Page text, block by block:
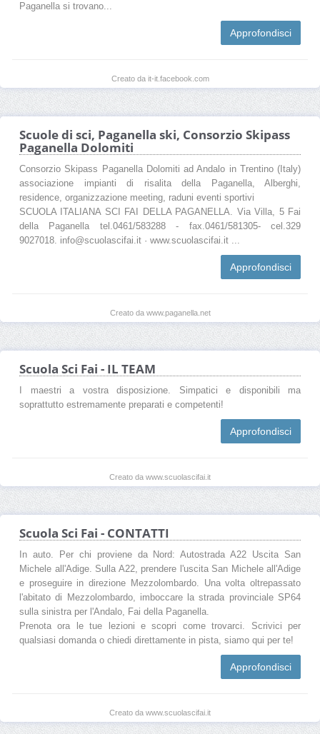
Paganella si trovano...
Approfondisci
Creato da it-it.facebook.com
Scuole di sci, Paganella ski, Consorzio Skipass
Paganella Dolomiti
Consorzio Skipass Paganella Dolomiti ad Andalo in Trentino (Italy)
associazione impianti di risalita della Paganella, Alberghi,
residence, organizzazione meeting, raduni eventi sportivi
SCUOLA ITALIANA SCI FAI DELLA PAGANELLA. Via Villa, 5 Fai
della Paganella tel.0461/583288 - fax.0461/581305- cel.329
9027018. info@scuolascifai.it · www.scuolascifai.it ...
Approfondisci
Creato da www.paganella.net
Scuola Sci Fai - IL TEAM
I maestri a vostra disposizione. Simpatici e disponibili ma
soprattutto estremamente preparati e competenti!
Approfondisci
Creato da www.scuolascifai.it
Scuola Sci Fai - CONTATTI
In auto. Per chi proviene da Nord: Autostrada A22 Uscita San
Michele all'Adige. Sulla A22, prendere l'uscita San Michele all'Adige
e proseguire in direzione Mezzolombardo. Una volta oltrepassato
l'abitato di Mezzolombardo, imboccare la strada provinciale SP64
sulla sinistra per l'Andalo, Fai della Paganella.
Prenota ora le tue lezioni e scopri come trovarci. Scrivici per
qualsiasi domanda o chiedi direttamente in pista, siamo qui per te!
Approfondisci
Creato da www.scuolascifai.it